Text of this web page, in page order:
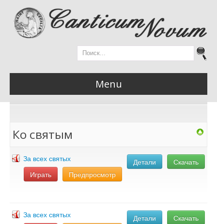
Menu
Новости
Материалы
Ко святым
За всех святых Скачать
Детали
Предпросмотр
Играть
За всех святых Скачать
Детали